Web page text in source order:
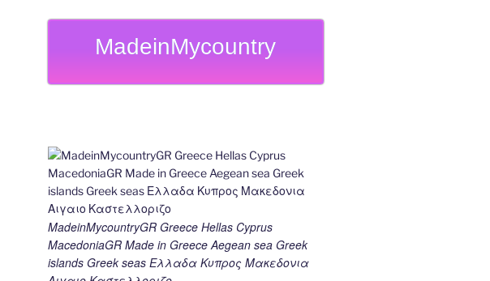
MadeinMycountry
MadeinMycountryGR Greece Hellas Cyprus
MacedoniaGR Made in Greece Aegean sea Greek
islands Greek seas Ελλαδα Κυπρος Μακεδονια